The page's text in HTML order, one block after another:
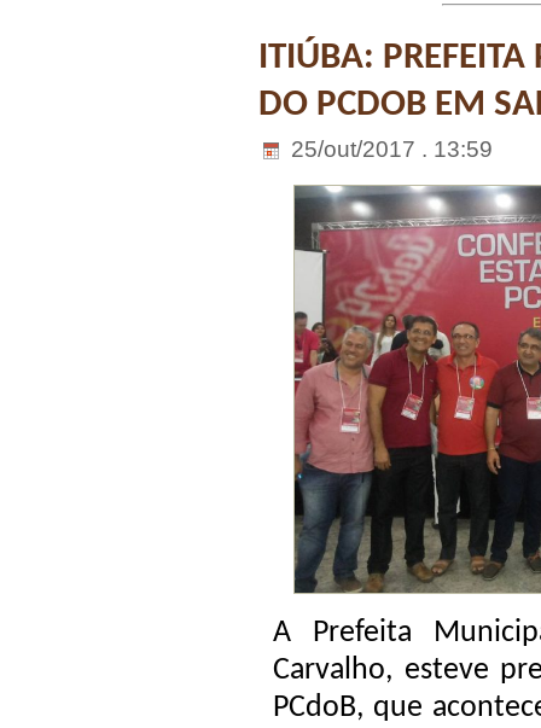
ITIÚBA: PREFEITA
DO PCDOB EM
25/out/2017 . 13:59
A Prefeita
Carvalho, esteve
PCdoB, que